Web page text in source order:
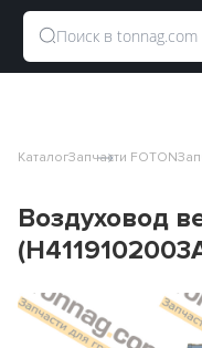
КаталогЗапчасти FOTON
Воздуховод